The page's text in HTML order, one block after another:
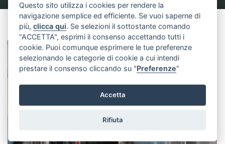
HomeIMG_0125 IMG_0125
Questo sito utilizza i cookies per rendere la
navigazione semplice ed efficiente. Se vuoi saperne di
più,clicca qui. Se selezioni il sottostante comando
"ACCETTA", esprimi il consenso accettando tutti i
cookie. Puoi comunque esprimere le tue preferenze
selezionando le categorie di cookie a cui intendi
prestare il consenso cliccando su "Preferenze"
Accetta
Rifiuta